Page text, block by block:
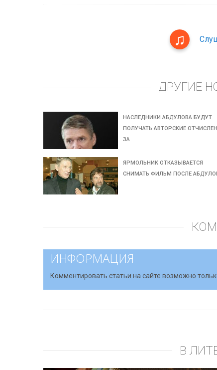
ДРУГИЕ
НАСЛЕДНИКИ АБДУЛОВА БУДУТ
ПОЛУЧАТЬ АВТОРСКИЕ
ЗА
ЯРМОЛЬНИК ОТКАЗЫВАЕТСЯ
СНИМАТЬ ФИЛЬМ ПОСЛЕ
ИНФОРМАЦИЯ
Комментировать статьи на сайте возможно
В